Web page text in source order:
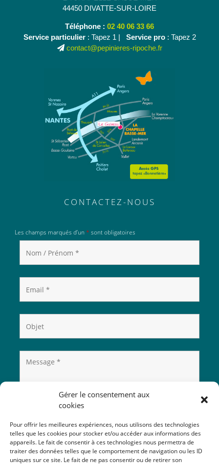
Gérer le consentement aux
cookies
Pour offrir les meilleures expériences, nous utilisons des technologies
telles que les cookies pour stocker et/ou accéder aux informations des
appareils. Le fait de consentir à ces technologies nous permettra de
traiter des données telles que le comportement de navigation ou les ID
uniques sur ce site. Le fait de ne pas consentir ou de retirer son
44450 DIVATTE-SUR-LOIRE
Téléphone : 02 40 06 33 66
Service particulier: Tapez 1 | Service pro: Tapez 2
contact@pepinieres-ripoche.fr
CONTACTEZ-NOUS
Les champs marqués d’un * sont obligatoires